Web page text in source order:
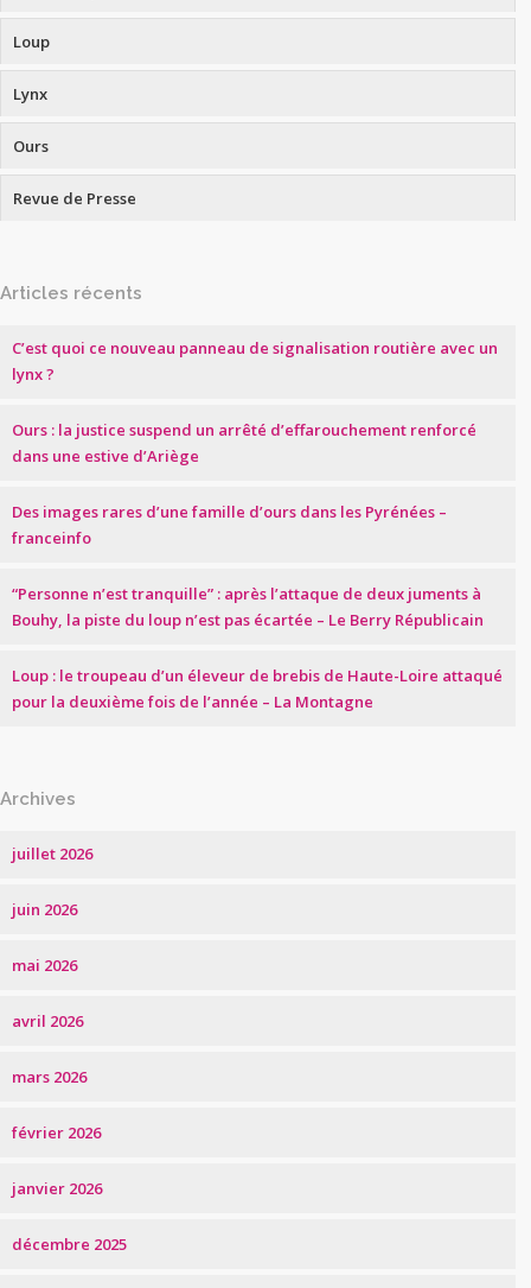
Loup
Lynx
Ours
Revue de Presse
Articles récents
C’est quoi ce nouveau panneau de signalisation routière avec un
lynx ?
Ours : la justice suspend un arrêté d’effarouchement renforcé
dans une estive d’Ariège
Des images rares d’une famille d’ours dans les Pyrénées –
franceinfo
“Personne n’est tranquille” : après l’attaque de deux juments à
Bouhy, la piste du loup n’est pas écartée – Le Berry Républicain
Loup : le troupeau d’un éleveur de brebis de Haute-Loire attaqué
pour la deuxième fois de l’année – La Montagne
Archives
juillet 2026
juin 2026
mai 2026
avril 2026
mars 2026
février 2026
janvier 2026
décembre 2025